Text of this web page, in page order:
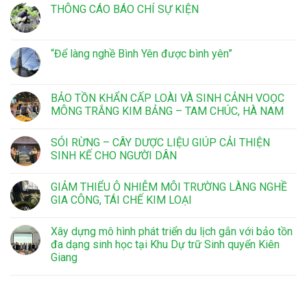
THÔNG CÁO BÁO CHÍ SỰ KIỆN
“Để làng nghề Bình Yên được bình yên”
BẢO TỒN KHẨN CẤP LOÀI VÀ SINH CẢNH VOỌC
MÔNG TRẮNG KIM BẢNG – TAM CHÚC, HÀ NAM
SÓI RỪNG – CÂY DƯỢC LIỆU GIÚP CẢI THIỆN
SINH KẾ CHO NGƯỜI DÂN
GIẢM THIỂU Ô NHIỄM MÔI TRƯỜNG LÀNG NGHỀ
GIA CÔNG, TÁI CHẾ KIM LOẠI
Xây dựng mô hình phát triển du lịch gắn với bảo tồn
đa dạng sinh học tại Khu Dự trữ Sinh quyển Kiên
Giang